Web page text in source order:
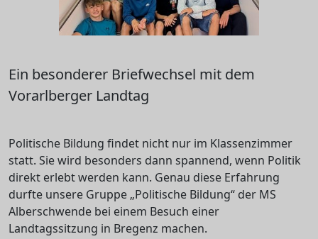
Ein besonderer Briefwechsel mit dem
Vorarlberger Landtag
Politische Bildung findet nicht nur im Klassenzimmer
statt. Sie wird besonders dann spannend, wenn Politik
direkt erlebt werden kann. Genau diese Erfahrung
durfte unsere Gruppe „Politische Bildung“ der MS
Alberschwende bei einem Besuch einer
Landtagssitzung in Bregenz machen.